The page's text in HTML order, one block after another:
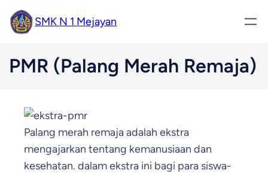
SMK N 1 Mejayan
PMR (Palang Merah Remaja)
Palang merah remaja adalah ekstra
mengajarkan tentang kemanusiaan dan
kesehatan. dalam ekstra ini bagi para siswa-